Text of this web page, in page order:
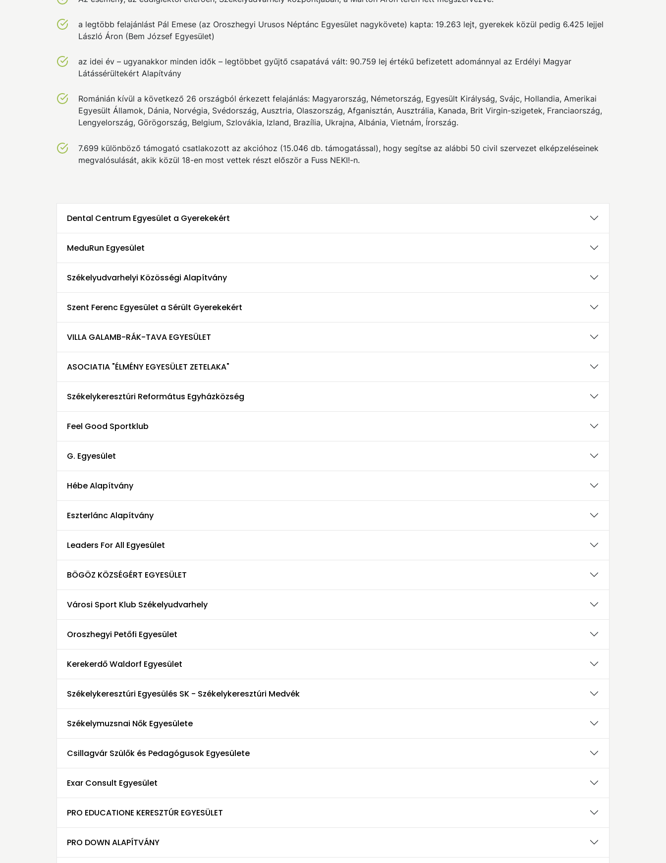
a legtöbb felajánlást Pál Emese (az Oroszhegyi Urusos Néptánc Egyesület nagykövete) kapta: 19.263 lejt, gyerekek közül pedig 6.425 lejjel
László Áron (Bem József Egyesület)
az idei év – ugyanakkor minden idők – legtöbbet gyűjtő csapatává vált: 90.759 lej értékű befizetett adománnyal az Erdélyi Magyar
Látássérültekért Alapítvány
Románián kívül a következő 26 országból érkezett felajánlás: Magyarország, Németország, Egyesült Királyság, Svájc, Hollandia, Amerikai
Egyesült Államok, Dánia, Norvégia, Svédország, Ausztria, Olaszország, Afganisztán, Ausztrália, Kanada, Brit Virgin-szigetek, Franciaország,
Lengyelország, Görögország, Belgium, Szlovákia, Izland, Brazília, Ukrajna, Albánia, Vietnám, Írország.
7.699 különböző támogató csatlakozott az akcióhoz (15.046 db. támogatással), hogy segítse az alábbi 50 civil szervezet elképzeléseinek
megvalósulását, akik közül 18-en most vettek részt először a Fuss NEKI!-n.
Dental Centrum Egyesület a Gyerekekért
MeduRun Egyesület
Székelyudvarhelyi Közösségi Alapítvány
Szent Ferenc Egyesület a Sérült Gyerekekért
VILLA GALAMB-RÁK-TAVA EGYESÜLET
ASOCIATIA "ÉLMÉNY EGYESÜLET ZETELAKA"
Székelykeresztúri Református Egyházközség
Feel Good Sportklub
G. Egyesület
Hébe Alapítvány
Eszterlánc Alapítvány
Leaders For All Egyesület
BÖGÖZ KÖZSÉGÉRT EGYESÜLET
Városi Sport Klub Székelyudvarhely
Oroszhegyi Petőfi Egyesület
Kerekerdő Waldorf Egyesület
Székelykeresztúri Egyesülés SK - Székelykeresztúri Medvék
Székelymuzsnai Nők Egyesülete
Csillagvár Szülők és Pedagógusok Egyesülete
Exar Consult Egyesület
PRO EDUCATIONE KERESZTÚR EGYESÜLET
PRO DOWN ALAPÍTVÁNY